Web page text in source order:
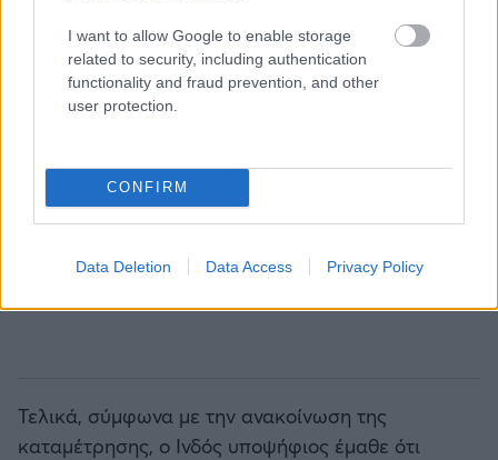
I want to allow Google to enable storage
related to security, including authentication
functionality and fraud prevention, and other
user protection.
CONFIRM
Data Deletion Data Access Privacy Policy
Τελικά, σύμφωνα με την ανακοίνωση της
καταμέτρησης, ο Ινδός υποψήφιος έμαθε ότι